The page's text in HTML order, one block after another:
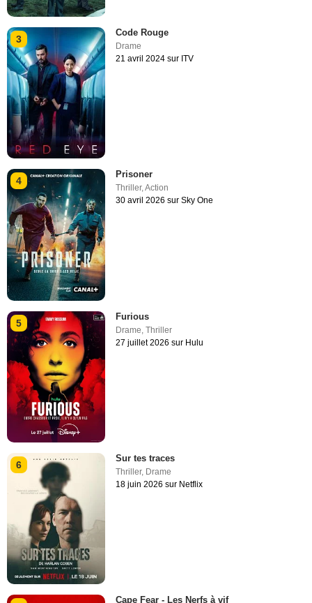
3
Code Rouge
Drame
21 avril 2024 sur ITV
4
Prisoner
Thriller,Action
30 avril 2026 sur Sky One
5
Furious
Drame ,Thriller
27 juillet 2026 sur Hulu
6
Sur tes traces
Thriller, Drame
18 juin 2026 sur Netflix
Cape Fear - Les Nerfs à vif